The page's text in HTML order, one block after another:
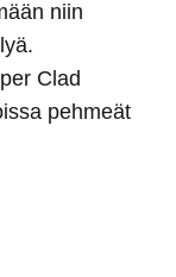
niin
Clad
pehmeät